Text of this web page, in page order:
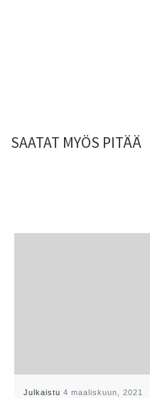
SAATAT MYÖS PITÄÄ
Julkaistu4 maaliskuun, 2021